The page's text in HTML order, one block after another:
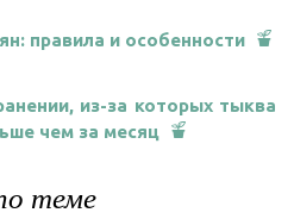
правила и особенности
из-за которых тыква
чем за месяц
теме